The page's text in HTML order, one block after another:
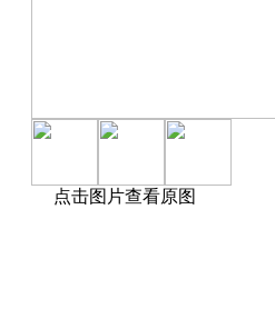
点击图片查看原图